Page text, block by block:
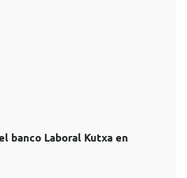
banco Laboral Kutxa en